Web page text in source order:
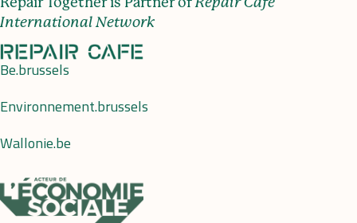
International Network
Be.brussels
Environnement.brussels
Wallonie.be